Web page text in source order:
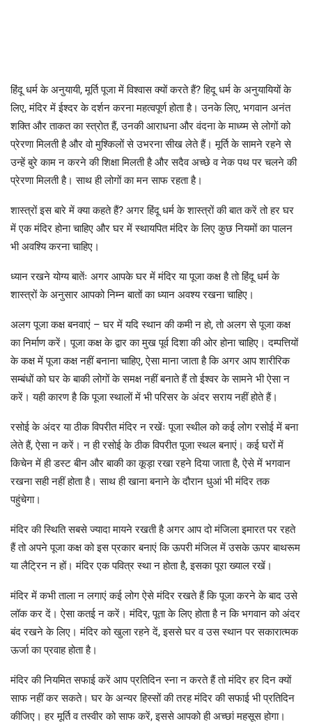
हिंदू धर्म के अनुयायी, मूर्ति पूजा में विश्वास क्यों करते हैं? हिदू धर्म के अनुयायियों के
लिए, मंदिर में ईश्दर के दर्शन करना महत्वपूर्ण होता है। उनके लिए, भगवान अनंत
शक्ति और ताकत का स्त्रोत हैं, उनकी आराधना और वंदना के माध्य्म से लोगों को
प्रेरणा मिलती है और वो मुश्किलों से उभरना सीख लेते हैं। मूर्ति के सामने रहने से
उन्हें बुरे काम न करने की शिक्षा मिलती है और सदैव अच्छे व नेक पथ पर चलने की
प्रेरणा मिलती है। साथ ही लोगों का मन साफ रहता है।
शास्त्रों इस बारे में क्या कहते हैं? अगर हिंदू धर्म के शास्त्रों की बात करें तो हर घर
में एक मंदिर होना चाहिए और घर में स्थायपित मंदिर के लिए कुछ नियमों का पालन
भी अवश्यि करना चाहिए।
ध्यान रखने योग्य बातेंः अगर आपके घर में मंदिर या पूजा कक्ष है तो हिंदू धर्म के
शास्त्रों के अनुसार आपको निम्न बातों का ध्यान अवश्य रखना चाहिए।
अलग पूजा कक्ष बनवाएं – घर में यदि स्थान की कमी न हो, तो अलग से पूजा कक्ष
का निर्माण करें। पूजा कक्ष के द्वार का मुख पूर्व दिशा की ओर होना चाहिए। दम्पत्तियों
के कक्ष में पूजा कक्ष नहीं बनाना चाहिए, ऐसा माना जाता है कि अगर आप शारीरिक
सम्बंधों को घर के बाकी लोगों के समक्ष नहीं बनाते हैं तो ईश्वर के सामने भी ऐसा न
करें। यही कारण है कि पूजा स्थालों में भी परिसर के अंदर सराय नहीं होते हैं।
रसोई के अंदर या ठीक विपरीत मंदिर न रखेंः पूजा स्थील को कई लोग रसोई में बना
लेते हैं, ऐसा न करें। न ही रसोई के ठीक विपरीत पूजा स्थल बनाएं। कई घरों में
किचेन में ही डस्ट बीन और बाकी का कूड़ा रखा रहने दिया जाता है, ऐसे में भगवान
रखना सही नहीं होता है। साथ ही खाना बनाने के दौरान धुआं भी मंदिर तक
पहुंचेगा।
मंदिर की स्थिति सबसे ज्यादा मायने रखती है अगर आप दो मंजिला इमारत पर रहते
हैं तो अपने पूजा कक्ष को इस प्रकार बनाएं कि ऊपरी मंजिल में उसके ऊपर बाथरूम
या लैट्रिन न हों। मंदिर एक पवित्र स्था न होता है, इसका पूरा ख्याल रखें।
मंदिर में कभी ताला न लगाएं कई लोग ऐसे मंदिर रखते हैं कि पूजा करने के बाद उसे
लॉक कर दें। ऐसा कतई न करें। मंदिर, पूता के लिए होता है न कि भगवान को अंदर
बंद रखने के लिए। मंदिर को खुला रहने दें, इससे घर व उस स्थान पर सकारात्मक
ऊर्जा का प्रवाह होता है।
मंदिर की नियमित सफाई करें आप प्रतिदिन स्ना न करते हैं तो मंदिर हर दिन क्यों
साफ नहीं कर सकते। घर के अन्यर हिस्सों की तरह मंदिर की सफाई भी प्रतिदिन
कीजिए। हर मूर्ति व तस्वीर को साफ करें, इससे आपको ही अच्छां महसूस होगा।